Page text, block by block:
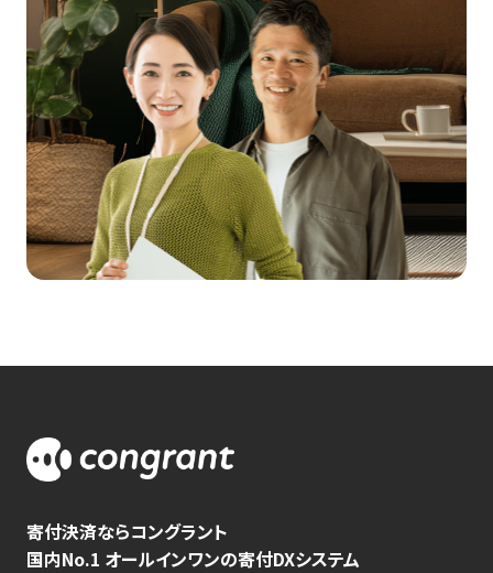
寄付決済ならコングラント
国内No.1 オールインワンの寄付DXシステム